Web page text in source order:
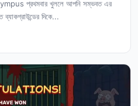
প্রথমবার খুললে আপনি সম্ভবত এর
দিকে...